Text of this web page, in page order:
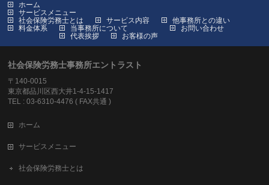
ホーム
サービスメニュー
社会保険労務士とは
サービス内容
他事務所との違い
料金体系
当事務所について
代表挨拶
お客様の声
お問い合わせ
社会保険労務士事務所エントラスト
〒140-0015
東京都品川区西大井1-4-15-1417
TEL : 03-6310-4476 ( FAX共通 )
ホーム
サービスメニュー
社会保険労務士とは